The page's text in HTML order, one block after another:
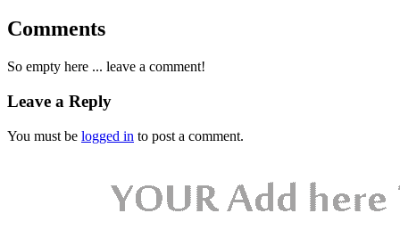
Comments
So empty here ... leave a comment!
Leave a Reply
You must be logged in to post a comment.